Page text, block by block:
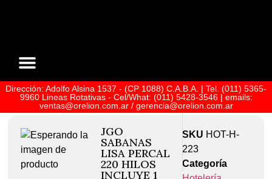
Dirección: Adolfo Alsina 1537 - (CP 1088) C.A.B.A. | Tel. (011) 5365-
9960 Lineas Rotativas - Cel/What: (011) 5428-3546 | emails:
ventas@orelion.com.ar / gerencia@orelion.com.ar
JGO
SABANAS
LISA PERCAL
220 HILOS
INCLUYE 1
SKU HOT-H-
223
Categoría